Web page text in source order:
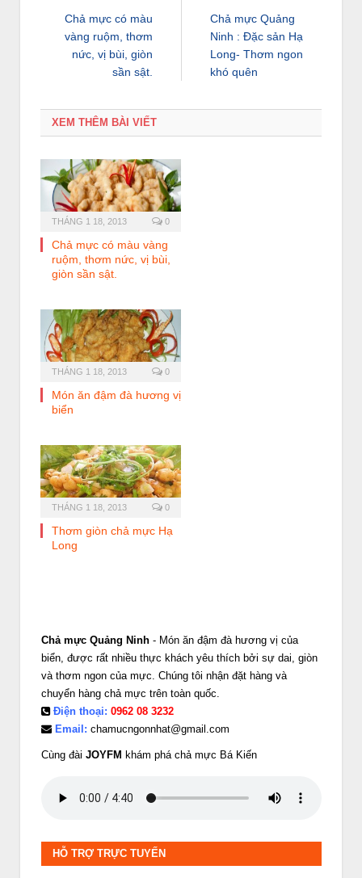
Chả mực có màu
vàng ruộm, thơm
nức, vị bùi, giòn
sần sật.
Chả mực Quảng
Ninh : Đặc sản Hạ
Long- Thơm ngon
khó quên
XEM THÊM BÀI VIẾT
THÁNG 1 18, 2013 0
Chả mực có màu vàng
ruộm, thơm nức, vị bùi,
giòn sần sật.
THÁNG 1 18, 2013 0
Món ăn đậm đà hương vị
biển
THÁNG 1 18, 2013 0
Thơm giòn chả mực Hạ
Long
Chả mực Quảng Ninh - Món ăn đậm đà hương vị của
biển, được rất nhiều thực khách yêu thích bởi sự dai, giòn
và thơm ngon của mực. Chúng tôi nhận đặt hàng và
chuyển hàng chả mực trên toàn quốc.
Điện thoại: 0962 08 3232
Email: chamucngonnhat@gmail.com
Cùng đài JOYFM khám phá chả mực Bá Kiến
HỖ TRỢ TRỰC TUYẾN